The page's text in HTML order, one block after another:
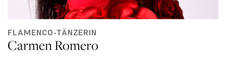
FLAMENCO-TÄNZERIN
Carmen Romero